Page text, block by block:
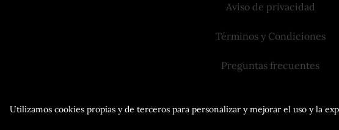
Utilizamos cookies propias y de terceros para personalizar y mejorar el uso y la
Aviso de privacidad
Términos y Condiciones
Preguntas frecuentes